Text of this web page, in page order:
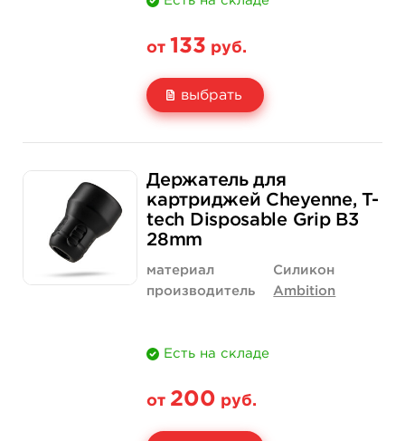
от 133 руб.
выбрать
Количество
133 руб.
купить купить
Держатель для
картриджей Cheyenne, T-
tech Disposable Grip B3
28mm
материал
Силикон
производитель
Ambition
Есть на складе
от 200 руб.